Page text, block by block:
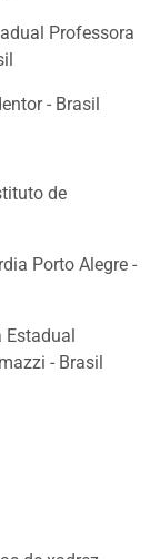
Professora
- Brasil
de
Porto Alegre -
Estadual
- Brasil